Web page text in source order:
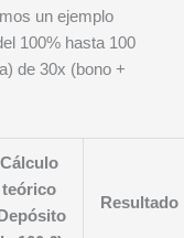
un ejemplo
100% hasta 100
de 30x (bono +
Cálculo
teórico
Resultado